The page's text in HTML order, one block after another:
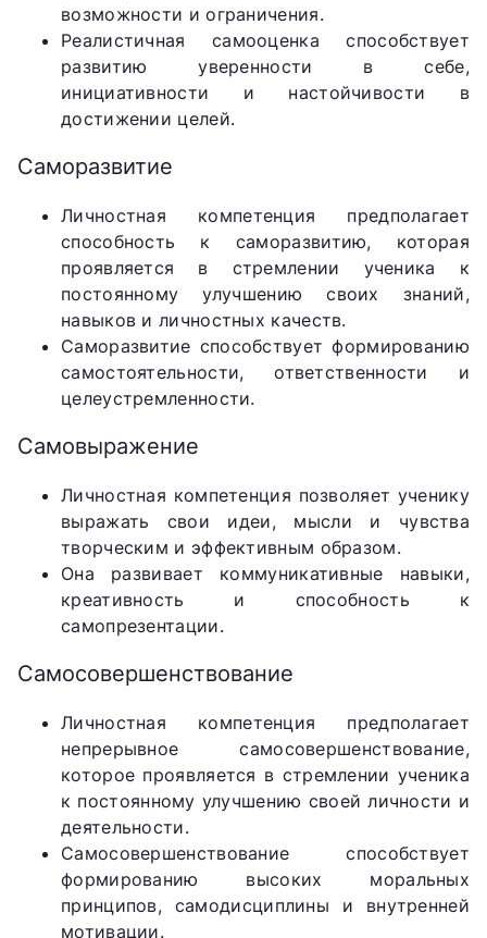
возможности и ограничения.
Реалистичная самооценка способствует
развитию уверенности в себе,
инициативности и настойчивости в
достижении целей.
Саморазвитие
Личностная компетенция предполагает
способность к саморазвитию, которая
проявляется в стремлении ученика к
постоянному улучшению своих знаний,
навыков и личностных качеств.
Саморазвитие способствует формированию
самостоятельности, ответственности и
целеустремленности.
Самовыражение
Личностная компетенция позволяет ученику
выражать свои идеи, мысли и чувства
творческим и эффективным образом.
Она развивает коммуникативные навыки,
креативность и способность к
самопрезентации.
Самосовершенствование
Личностная компетенция предполагает
непрерывное самосовершенствование,
которое проявляется в стремлении ученика
к постоянному улучшению своей личности и
деятельности.
Самосовершенствование способствует
формированию высоких моральных
принципов, самодисциплины и внутренней
мотивации.